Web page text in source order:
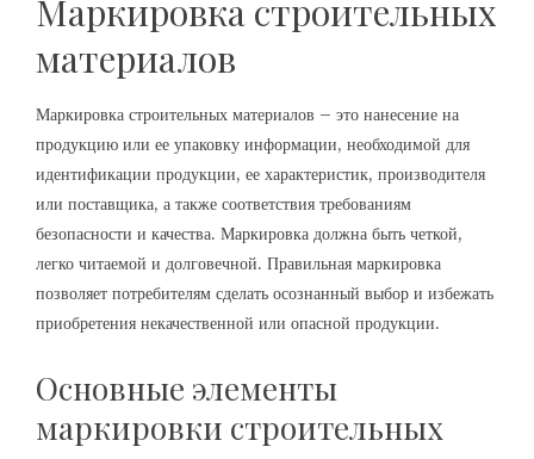
Маркировка строительных
материалов
Маркировка строительных материалов – это нанесение на
продукцию или ее упаковку информации, необходимой для
идентификации продукции, ее характеристик, производителя
или поставщика, а также соответствия требованиям
безопасности и качества. Маркировка должна быть четкой,
легко читаемой и долговечной. Правильная маркировка
позволяет потребителям сделать осознанный выбор и избежать
приобретения некачественной или опасной продукции.
Основные элементы
маркировки строительных